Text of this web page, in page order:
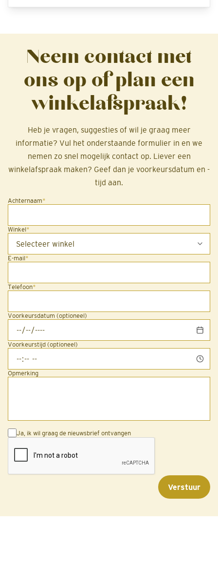
Neem contact met
ons op of plan een
winkelafspraak!
Heb je vragen, suggesties of wil je graag meer
informatie? Vul het onderstaande formulier in en we
nemen zo snel mogelijk contact op. Liever een
winkelafspraak maken? Geef dan je voorkeursdatum en -
tijd aan.
Achternaam*
Winkel*
E-mail*
Telefoon*
Voorkeursdatum (optioneel)
Voorkeurstijd (optioneel)
Opmerking
Ja, ik wil graag de nieuwsbrief ontvangen